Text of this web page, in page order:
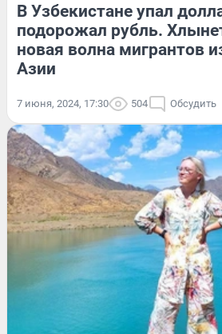
В Узбекистане упал
подорожал рубль.
новая волна мигрантов
Азии
7 июня, 2024, 17:30 504 Обсудить